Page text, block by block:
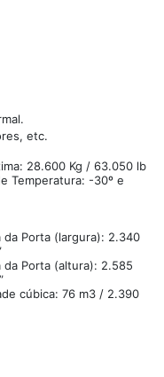
etc.
28.600 Kg / 63.050 lb
Temperatura: -30º e
da Porta (largura): 2.340
da Porta (altura): 2.585
cúbica: 76 m3 / 2.390